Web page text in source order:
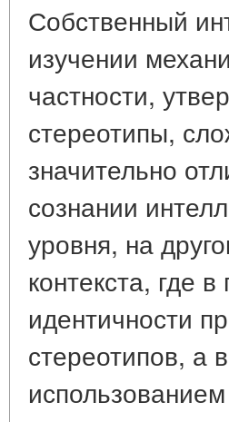
Собственный
изучении
частности,
стереотипы,
значительно
сознании
уровня, на
контекста, где
идентичности
стереотипов, а